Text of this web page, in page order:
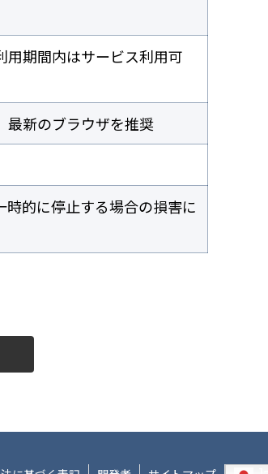
用期間内はサービス利用可
最新のブラウザを推奨
的に停止する場合の損害に